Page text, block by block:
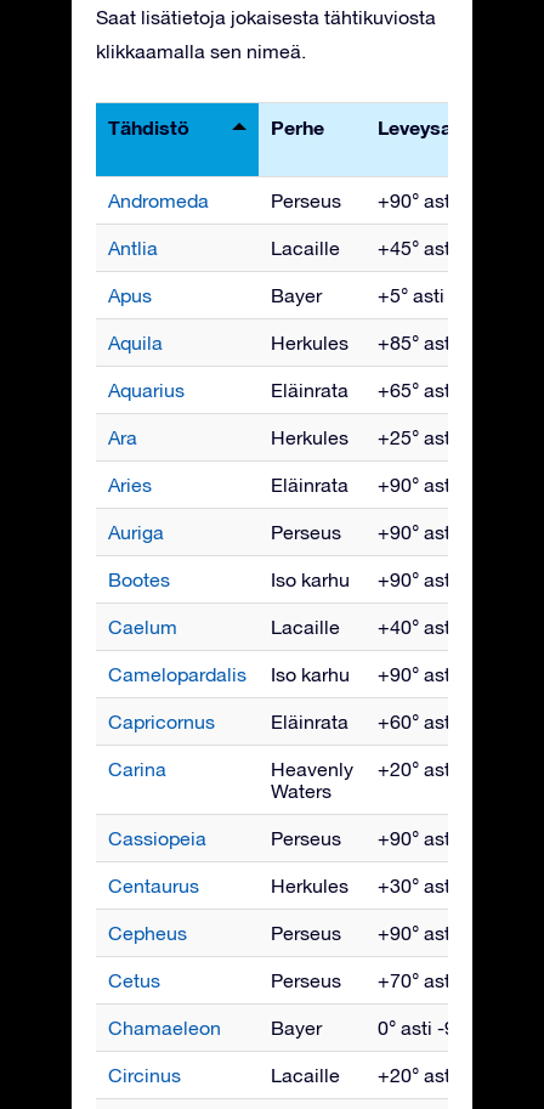
Saat lisätietoja jokaisesta tähtikuviosta
klikkaamalla sen nimeä.
Tähdistö Perhe Leveysasteet
Andromeda Perseus +90° asti -40°
Antlia Lacaille +45° asti -90°
Apus Bayer +5° asti -90°
Aquila Herkules +85° asti -75°
Aquarius Eläinrata +65° asti -90°
Ara Herkules +25° asti -90°
Aries Eläinrata +90° asti -60°
Auriga Perseus +90° asti -40°
Bootes Iso karhu +90° asti -50°
Caelum Lacaille +40° asti -90°
Camelopardalis Iso karhu +90° asti -10°
Capricornus Eläinrata +60° asti -90°
Carina
Heavenly
Waters
+20° asti -90°
Cassiopeia Perseus +90° asti -20°
Centaurus Herkules +30° asti -90°
Cepheus Perseus +90° asti -10°
Cetus Perseus +70° asti -90°
Chamaeleon Bayer 0° asti -90°
Circinus Lacaille +20° asti -90°